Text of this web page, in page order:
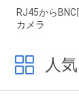
RJ45から
カメラ
人